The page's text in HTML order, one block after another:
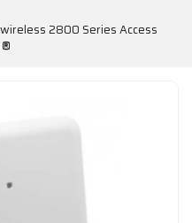
2800 Series Access
®